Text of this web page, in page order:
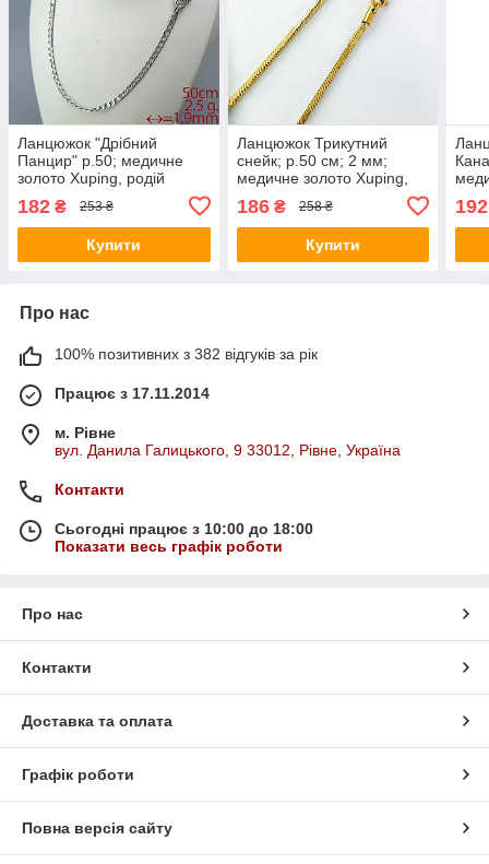
Ланцюжок "Дрібний
Панцир" р.50; медичне
золото Xuping, родій
182 ₴ 253 ₴
Купити
Ланцюжок Трикутний
снейк; р.50 см; 2 мм;
медичне золото Xuping,
186₴ 258 ₴
Купити
192
Про нас
100% позитивних з 382 відгуків за рік
Працює з 17.11.2014
м. Рівне
вул. Данила Галицького, 9 33012, Рівне, Україна
Контакти
Сьогодні працює з 10:00 до 18:00
Показати весь графік роботи
Про нас
Контакти
Доставка та оплата
Графік роботи
Повна версія сайту